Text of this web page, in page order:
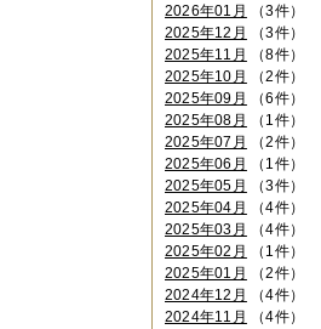
2026年01月
（3件）
2025年12月
（3件）
2025年11月
（8件）
2025年10月
（2件）
2025年09月
（6件）
2025年08月
（1件）
2025年07月
（2件）
2025年06月
（1件）
2025年05月
（3件）
2025年04月
（4件）
2025年03月
（4件）
2025年02月
（1件）
2025年01月
（2件）
2024年12月
（4件）
2024年11月
（4件）